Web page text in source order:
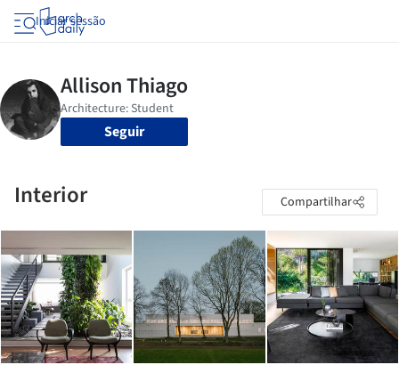
Iniciar sessão
Seguir
Interior Compartilhar